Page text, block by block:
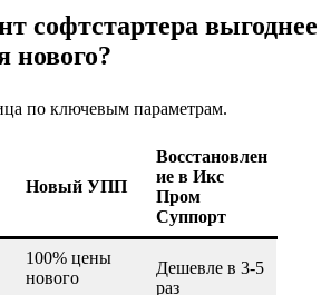
софтстартера выгоднее
нового?
по ключевым параметрам.
Новый УПП
Восстановлен
ие в Икс
Пром
Суппорт
100% цены
нового
Дешевле в 3-5
раз